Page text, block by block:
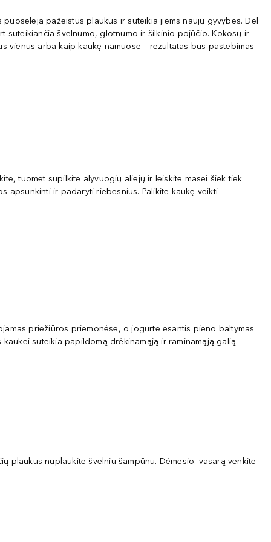
pažeistus plaukus ir suteikia jiems naujų gyvybės. Dėl
švelnumo, glotnumo ir šilkinio pojūčio. Kokosų ir
arba kaip kaukę namuose – rezultatas bus pastebimas
tuomet supilkite alyvuogių aliejų ir leiskite masei šiek tiek
apsunkinti ir padaryti riebesnius. Palikite kaukę veikti
priežiūros priemonėse, o jogurte esantis pieno baltymas
suteikia papildomą drėkinamąją ir raminamąją galią.
plaukus nuplaukite švelniu šampūnu. Dėmesio: vasarą venkite